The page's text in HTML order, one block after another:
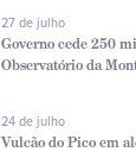
27 de julho
Governo cede 250
Observatório da
24 de julho
Vulcão do Pico em